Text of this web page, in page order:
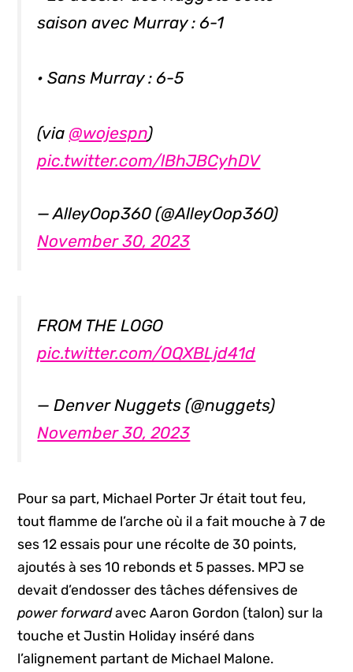
saison avec Murray : 6-1
• Sans Murray : 6-5
(via @wojespn)
pic.twitter.com/lBhJBCyhDV
— AlleyOop360 (@AlleyOop360)
November 30, 2023
FROM THE LOGO
pic.twitter.com/OQXBLjd41d
— Denver Nuggets (@nuggets)
November 30, 2023
Pour sa part, Michael Porter Jr était tout feu,
tout flamme de l’arche où il a fait mouche à 7 de
ses 12 essais pour une récolte de 30 points,
ajoutés à ses 10 rebonds et 5 passes. MPJ se
devait d’endosser des tâches défensives de
power forwardavec Aaron Gordon (talon) sur la
touche et Justin Holiday inséré dans
l’alignement partant de Michael Malone.